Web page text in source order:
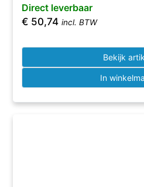
Direct leverbaar
€ 50,74 incl. BTW
Bekijk
In